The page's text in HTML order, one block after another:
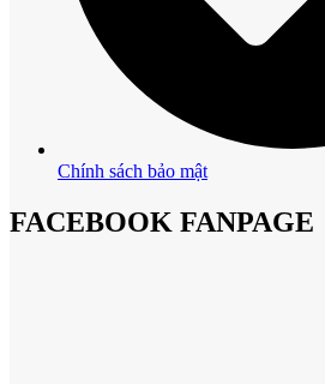
Chính sách bảo mật
FACEBOOK FANPAGE